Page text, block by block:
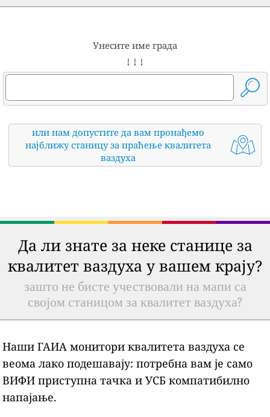
Унесите име града
↓ ↓ ↓
или нам допустите да вам пронађемо
најближу станицу за праћење квалитета
ваздуха
Да ли знате за неке станице за
квалитет ваздуха у вашем крају?
зашто не бисте учествовали на мапи са
својом станицом за квалитет ваздуха?
Наши ГАИА монитори квалитета ваздуха се
веома лако подешавају: потребна вам је само
ВИФИ приступна тачка и УСБ компатибилно
напајање.